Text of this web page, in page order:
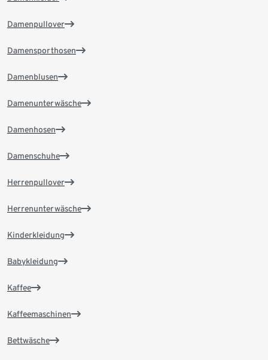
Damenpullover
Damensporthosen
Damenblusen
Damenunterwäsche
Damenhosen
Damenschuhe
Herrenpullover
Herrenunterwäsche
Kinderkleidung
Babykleidung
Kaffee
Kaffeemaschinen
Bettwäsche